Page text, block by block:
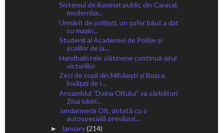
Sistemul de iluminat public din Caracal,
moderniza...
Urmărit de polițiști, un șofer băut a dat
cu mașin...
Studenți ai Academiei de Poliție și
școlilor de ja...
Handbalistele slătinene continuă șirul
victoriilor
Zeci de copii din Mihăești și Bușca,
învățați de I...
Ansamblul ˮDoina Oltuluiˮ va sărbători
Ziua iubiri...
Jandarmeria Olt, dotată cu o
autospecială prevăzut...
► January(214)